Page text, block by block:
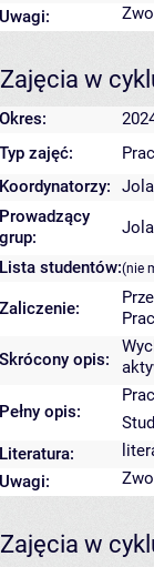
Uwagi:
Zajęcia w
Okres:
Typ zajęć:
Koordynatorzy:
Prowadzący
grup:
Lista studentów:(nie
Zaliczenie:
Skrócony opis:
Pełny opis:
Literatura:
Uwagi:
Zajęcia w